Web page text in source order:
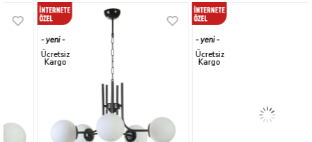
Ücretsiz Ücretsiz